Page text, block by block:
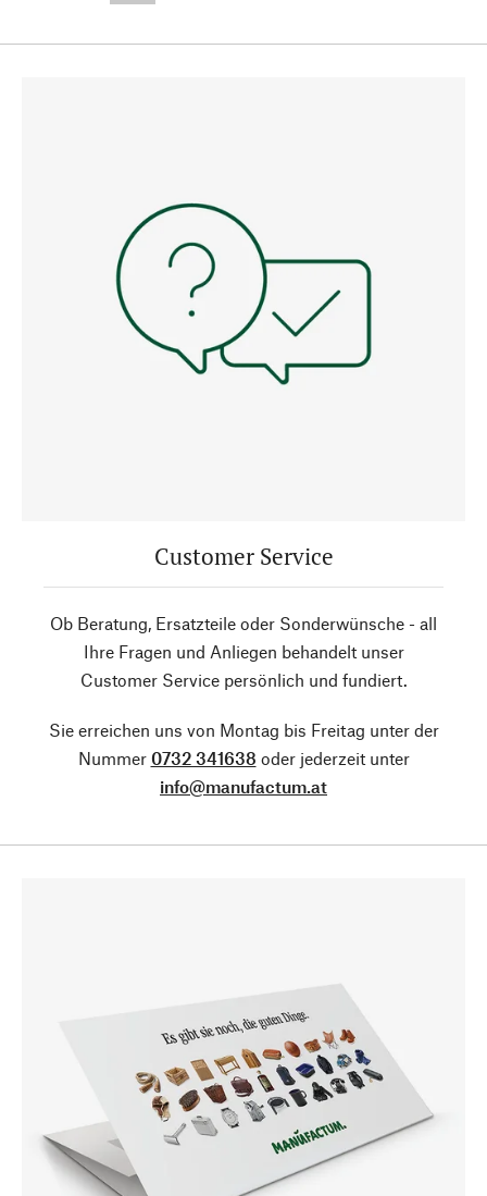
Customer Service
Ob Beratung, Ersatzteile oder Sonderwünsche - all
Ihre Fragen und Anliegen behandelt unser
Customer Service persönlich und fundiert.
Sie erreichen uns von Montag bis Freitag unter der
Nummer 0732 341638 oder jederzeit unter
info@manufactum.at